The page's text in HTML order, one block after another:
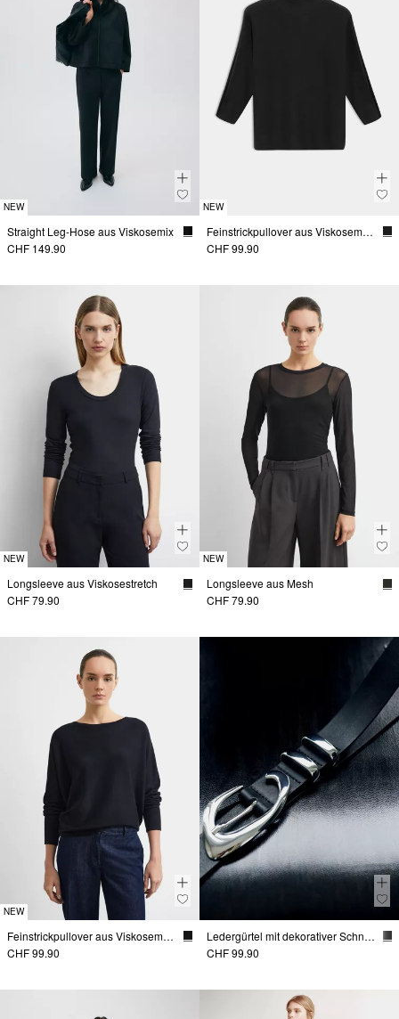
NEW
Straight Leg-Hose aus Viskosemix
CHF 149.90
NEW
Feinstrickpullover aus Viskosemix mit Stehkragen
CHF 99.90
NEW
Longsleeve aus Viskosestretch
CHF 79.90
NEW
Longsleeve aus Mesh
CHF 79.90
NEW
Feinstrickpullover aus Viskosemix mit Fledermaus-Ärmeln
CHF 99.90
Ledergürtel mit dekorativer Schnalle
CHF 99.90